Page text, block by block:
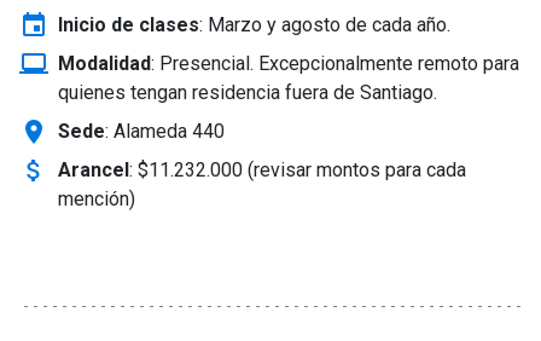
event Inicio de clases: Marzo y agosto de cada año.
laptop_windows Modalidad: Presencial. Excepcionalmente remoto para
quienes tengan residencia fuera de Santiago.
location_on Sede: Alameda 440
attach_money Arancel: $11.232.000 (revisar montos para cada
mención)